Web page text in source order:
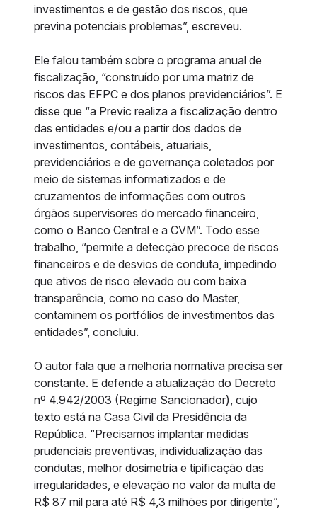
investimentos e de gestão dos riscos, que
previna potenciais problemas”, escreveu.
Ele falou também sobre o programa anual de
fiscalização, “construído por uma matriz de
riscos das EFPC e dos planos previdenciários”. E
disse que “a Previc realiza a fiscalização dentro
das entidades e/ou a partir dos dados de
investimentos, contábeis, atuariais,
previdenciários e de governança coletados por
meio de sistemas informatizados e de
cruzamentos de informações com outros
órgãos supervisores do mercado financeiro,
como o Banco Central e a CVM”. Todo esse
trabalho, “permite a detecção precoce de riscos
financeiros e de desvios de conduta, impedindo
que ativos de risco elevado ou com baixa
transparência, como no caso do Master,
contaminem os portfólios de investimentos das
entidades”, concluiu.
O autor fala que a melhoria normativa precisa ser
constante. E defende a atualização do Decreto
nº 4.942/2003 (Regime Sancionador), cujo
texto está na Casa Civil da Presidência da
República. “Precisamos implantar medidas
prudenciais preventivas, individualização das
condutas, melhor dosimetria e tipificação das
irregularidades, e elevação no valor da multa de
R$ 87 mil para até R$ 4,3 milhões por dirigente”,